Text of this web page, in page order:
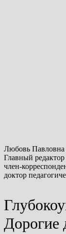
Любовь Павловна
Главный редактор
член-
доктор
Дорогие